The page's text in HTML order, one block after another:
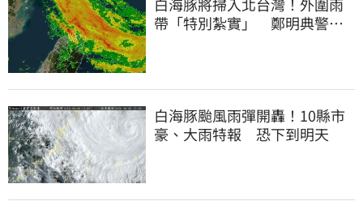
帶「特別紮實」 鄭明典警告
白海豚颱風雨彈開轟！10縣市
豪、大雨特報 恐下到明天